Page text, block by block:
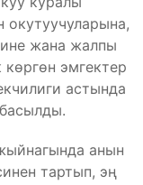
жана жалпы
эмгектер
астында
анын
тартып, эң